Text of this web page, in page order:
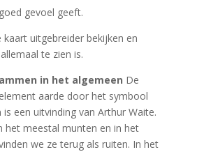
gevoel geeft.
uitgebreider bekijken en
te zien is.
in het algemeen De
aarde door het symbool
een uitvinding van Arthur Waite.
het meestal munten en in het
we ze terug als ruiten. In het